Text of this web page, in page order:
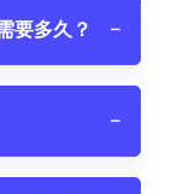
要多久？ −
−